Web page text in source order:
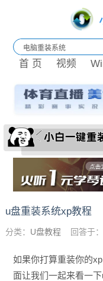
首 页 视频
u盘重装系统xp教程
分类： U盘教程 回答于：
如果你打算重装你的
面让我们一起来看一下